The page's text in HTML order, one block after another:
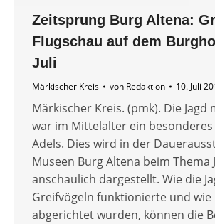
Zeitsprung Burg Altena:
Flugschau auf dem
Juli
Märkischer Kreis von Redaktion 10. Juli
Märkischer Kreis. (pmk). Die Jagd
war im Mittelalter ein besonderes
Adels. Dies wird in der
Museen Burg Altena beim Thema
anschaulich dargestellt. Wie die
Greifvögeln funktionierte und wie
abgerichtet wurden, können die